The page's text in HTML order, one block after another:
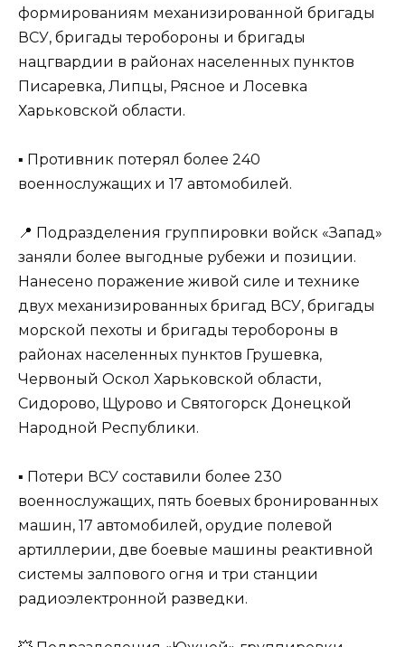
формированиям механизированной бригады
ВСУ, бригады теробороны и бригады
нацгвардии в районах населенных пунктов
Писаревка, Липцы, Рясное и Лосевка
Харьковской области.
▪️ Противник потерял более 240
военнослужащих и 17 автомобилей.
📍 Подразделения группировки войск «Запад»
заняли более выгодные рубежи и позиции.
Нанесено поражение живой силе и технике
двух механизированных бригад ВСУ, бригады
морской пехоты и бригады теробороны в
районах населенных пунктов Грушевка,
Червоный Оскол Харьковской области,
Сидорово, Щурово и Святогорск Донецкой
Народной Республики.
▪️ Потери ВСУ составили более 230
военнослужащих, пять боевых бронированных
машин, 17 автомобилей, орудие полевой
артиллерии, две боевые машины реактивной
системы залпового огня и три станции
радиоэлектронной разведки.